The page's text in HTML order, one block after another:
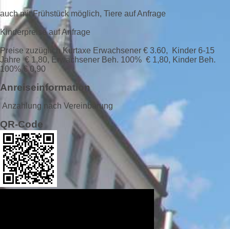
auch mit Frühstück möglich, Tiere auf Anfrage
Kinderpreise auf Anfrage
Preise zuzüglich Kurtaxe Erwachsener € 3.60, Kinder 6-15
Jahre € 1,80, Erwachsener Beh. 100% € 1,80, Kinder Beh.
100% € 0,90
Anreiseinformation
Anzahlung nach Vereinbarung
QR-Code